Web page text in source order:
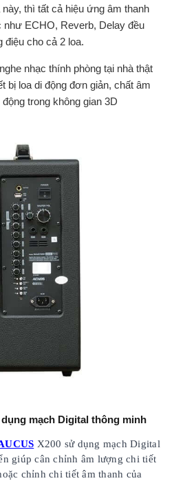
thì tất cả hiệu ứng âm thanh
ECHO, Reverb, Delay đều
điệu cho cả 2 loa.
nhạc thính phòng tại nhà thật
bị loa di động đơn giản, chất âm
trong không gian 3D
mạch Digital thông minh
X200 sử dụng mạch Digital
giúp cân chỉnh âm lượng chi tiết
chỉnh chi tiết âm thanh của